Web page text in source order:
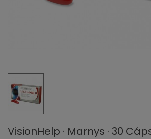
VisionHelp · Marnys · 30